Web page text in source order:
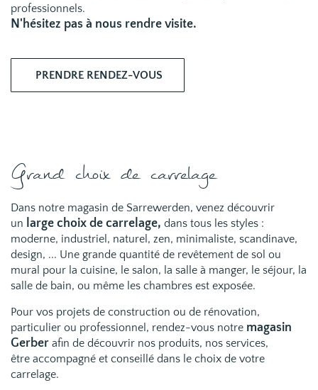
professionnels.
N'hésitez pas à nous rendre visite.
PRENDRE RENDEZ-VOUS
Grand choix de carrelage
Dans notre magasin de Sarrewerden, venez découvrir
un large choix de carrelage, dans tous les styles :
moderne, industriel, naturel, zen, minimaliste, scandinave,
design, ... Une grande quantité de revêtement de sol ou
mural pour la cuisine, le salon, la salle à manger, le séjour, la
salle de bain, ou même les chambres est exposée.
Pour vos projets de construction ou de rénovation,
particulier ou professionnel, rendez-vous notre magasin
Gerber afin de découvrir nos produits, nos services,
être accompagné et conseillé dans le choix de votre
carrelage.